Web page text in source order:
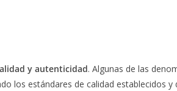
y autenticidad. Algunas de las
los estándares de calidad establecidos